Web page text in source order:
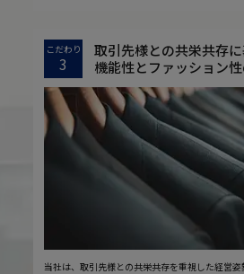
こだわり
3
取引先様との共栄共存に
機能性とファッション
当社は、取引先様との共栄共存を重視した経営